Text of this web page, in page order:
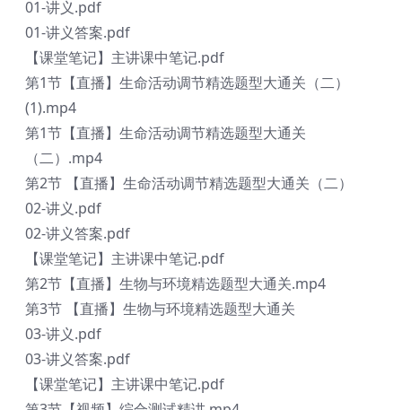
01-讲义.pdf
01-讲义答案.pdf
【课堂笔记】主讲课中笔记.pdf
第1节【直播】生命活动调节精选题型大通关（二）
(1).mp4
第1节【直播】生命活动调节精选题型大通关
（二）.mp4
第2节 【直播】生命活动调节精选题型大通关（二）
02-讲义.pdf
02-讲义答案.pdf
【课堂笔记】主讲课中笔记.pdf
第2节【直播】生物与环境精选题型大通关.mp4
第3节 【直播】生物与环境精选题型大通关
03-讲义.pdf
03-讲义答案.pdf
【课堂笔记】主讲课中笔记.pdf